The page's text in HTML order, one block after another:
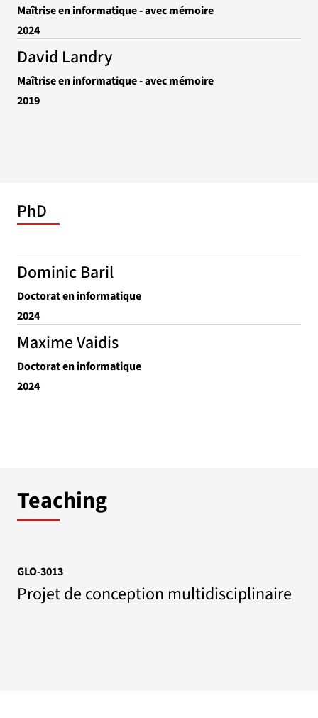
Maîtrise en informatique - avec mémoire
2024
David Landry
Maîtrise en informatique - avec mémoire
2019
PhD
Dominic Baril
Doctorat en informatique
2024
Maxime Vaidis
Doctorat en informatique
2024
Teaching
GLO-3013
Projet de conception multidisciplinaire